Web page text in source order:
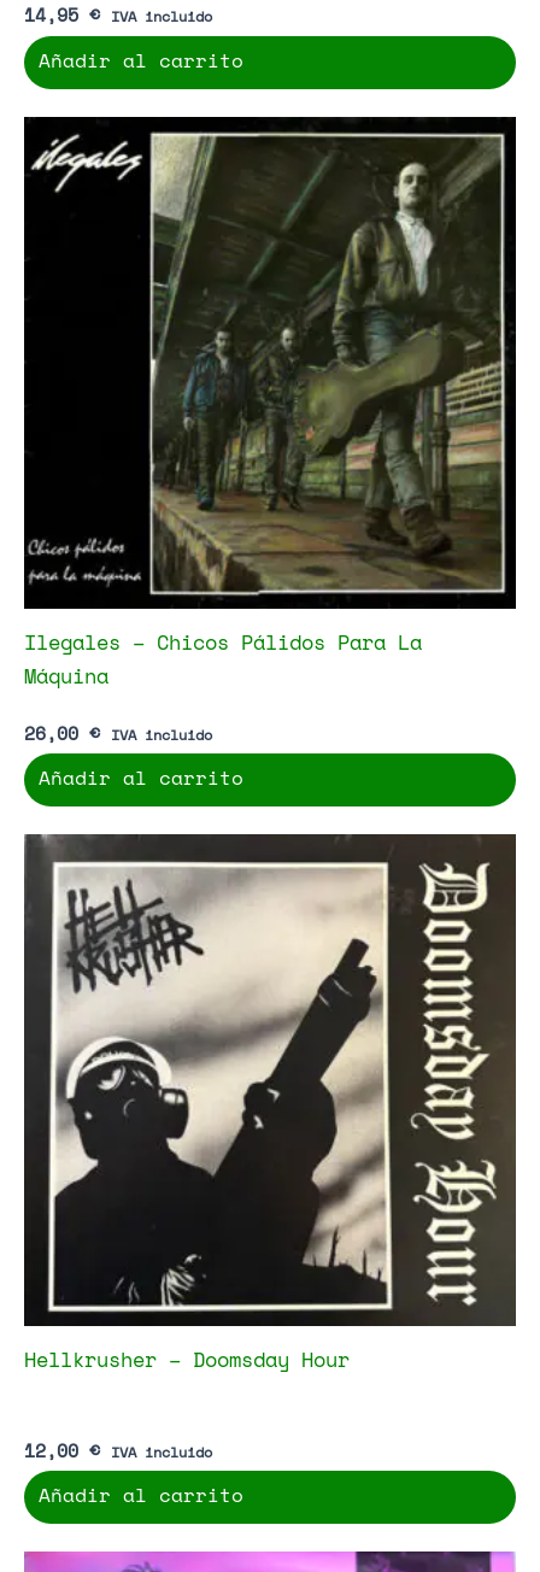
14,95 € IVA incluido
Añadir al carrito
Ilegales – Chicos Pálidos Para La
Máquina
26,00 € IVA incluido
Añadir al carrito
Hellkrusher – Doomsday Hour
12,00 € IVA incluido
Añadir al carrito